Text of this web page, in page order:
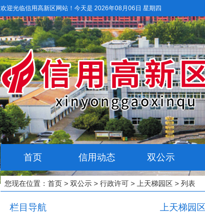
欢迎光临信用高新区网站！ 今天是 2026年08月06日 星期四
首页 信用动态 双公示
您现在位置： 首页 > 双公示 > 行政许可 > 上天梯园区 > 列表
栏目导航 上天梯园区